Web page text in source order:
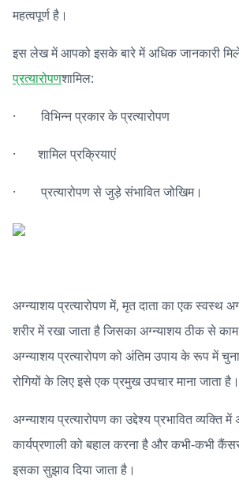
महत्वपूर्ण है।
इस लेख में आपको इसके बारे में अधिक जानकारी
प्रत्यारोपणशामिल:
· विभिन्न प्रकार के प्रत्यारोपण
· शामिल प्रक्रियाएं
· प्रत्यारोपण से जुड़े संभावित जोखिम।
अग्न्याशय प्रत्यारोपण में, मृत दाता का एक स्वस्थ
शरीर में रखा जाता है जिसका अग्न्याशय ठीक से
अग्न्याशय प्रत्यारोपण को अंतिम उपाय के रूप में
रोगियों के लिए इसे एक प्रमुख उपचार माना जाता है।
अग्न्याशय प्रत्यारोपण का उद्देश्य प्रभावित व्यक्ति
कार्यप्रणाली को बहाल करना है और कभी-कभी कैंसर
इसका सुझाव दिया जाता है।